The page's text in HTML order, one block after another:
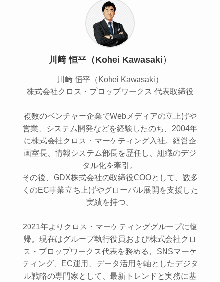
川﨑 恒平（Kohei Kawasaki）
川﨑 恒平（Kohei Kawasaki）
株式会社クロス・プロップワークス 代表取締役
複数のベンチャー企業でWebメディアの立上げや
営業、システム開発などを経験したのち、2004年
に株式会社クロス・マーケティング入社。経営企
画室長、情報システム部長を歴任し、組織のデジ
タル化を牽引。
その後、GDX株式会社の取締役COOとして、数多
くのEC事業立ち上げやグローバル展開を支援した
実績を持つ。
2021年よりクロス・マーケティンググループに復
帰。現在はグループ執行役員および株式会社クロ
ス・プロップワークス代表を務める。SNSマーケ
ティング、EC運用、データ活用を軸としたデジタ
ル戦略の専門家として、最新トレンドと実務に基